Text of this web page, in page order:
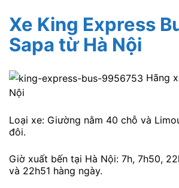
Xe King Express
Sapa từ Hà Nội
Hãng
Nội
Loại xe: Giường nằm 40 chỗ và
đôi.
Giờ xuất bến tại Hà Nội: 7h, 7h50,
và 22h51 hàng ngày.